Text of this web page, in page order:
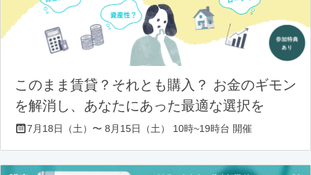
このまま賃貸？それとも購入？ お金のギモン
を解消し、あなたにあった最適な選択を
7月18日（土）〜 8月15日（土） 10時~19時台 開催